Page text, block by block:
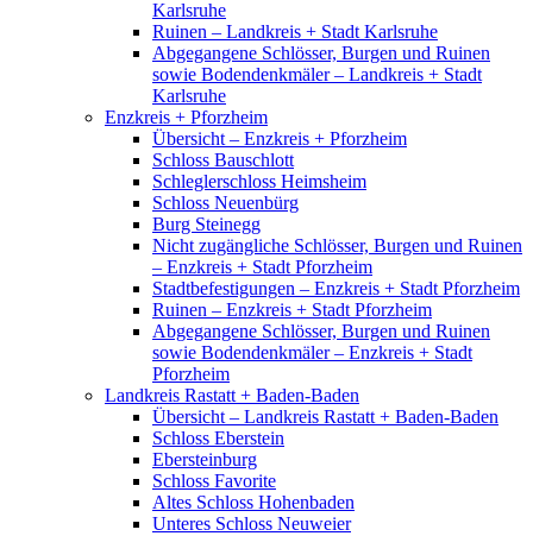
Karlsruhe
Ruinen – Landkreis + Stadt Karlsruhe
Abgegangene Schlösser, Burgen und Ruinen
sowie Bodendenkmäler – Landkreis + Stadt
Karlsruhe
Enzkreis + Pforzheim
Übersicht – Enzkreis + Pforzheim
Schloss Bauschlott
Schleglerschloss Heimsheim
Schloss Neuenbürg
Burg Steinegg
Nicht zugängliche Schlösser, Burgen und Ruinen
– Enzkreis + Stadt Pforzheim
Stadtbefestigungen – Enzkreis + Stadt Pforzheim
Ruinen – Enzkreis + Stadt Pforzheim
Abgegangene Schlösser, Burgen und Ruinen
sowie Bodendenkmäler – Enzkreis + Stadt
Pforzheim
Landkreis Rastatt + Baden-Baden
Übersicht – Landkreis Rastatt + Baden-Baden
Schloss Eberstein
Ebersteinburg
Schloss Favorite
Altes Schloss Hohenbaden
Unteres Schloss Neuweier